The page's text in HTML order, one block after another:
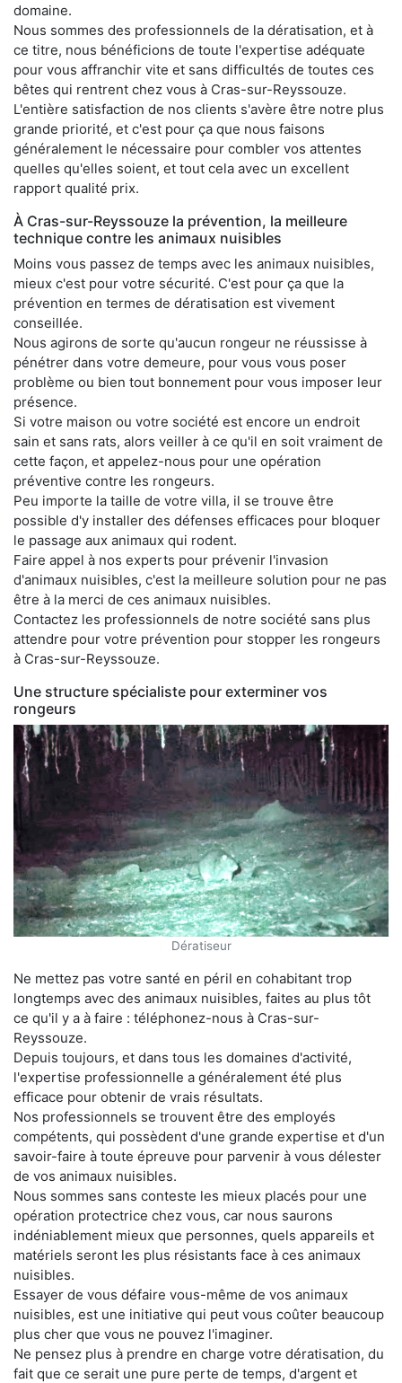
domaine.
Nous sommes des professionnels de la dératisation, et à
ce titre, nous bénéficions de toute l'expertise adéquate
pour vous affranchir vite et sans difficultés de toutes ces
bêtes qui rentrent chez vous à Cras-sur-Reyssouze.
L'entière satisfaction de nos clients s'avère être notre plus
grande priorité, et c'est pour ça que nous faisons
généralement le nécessaire pour combler vos attentes
quelles qu'elles soient, et tout cela avec un excellent
rapport qualité prix.
À Cras-sur-Reyssouze la prévention, la meilleure
technique contre les animaux nuisibles
Moins vous passez de temps avec les animaux nuisibles,
mieux c'est pour votre sécurité. C'est pour ça que la
prévention en termes de dératisation est vivement
conseillée.
Nous agirons de sorte qu'aucun rongeur ne réussisse à
pénétrer dans votre demeure, pour vous vous poser
problème ou bien tout bonnement pour vous imposer leur
présence.
Si votre maison ou votre société est encore un endroit
sain et sans rats, alors veiller à ce qu'il en soit vraiment de
cette façon, et appelez-nous pour une opération
préventive contre les rongeurs.
Peu importe la taille de votre villa, il se trouve être
possible d'y installer des défenses efficaces pour bloquer
le passage aux animaux qui rodent.
Faire appel à nos experts pour prévenir l'invasion
d'animaux nuisibles, c'est la meilleure solution pour ne pas
être à la merci de ces animaux nuisibles.
Contactez les professionnels de notre société sans plus
attendre pour votre prévention pour stopper les rongeurs
à Cras-sur-Reyssouze.
Une structure spécialiste pour exterminer vos
rongeurs
Dératiseur
Ne mettez pas votre santé en péril en cohabitant trop
longtemps avec des animaux nuisibles, faites au plus tôt
ce qu'il y a à faire : téléphonez-nous à Cras-sur-
Reyssouze.
Depuis toujours, et dans tous les domaines d'activité,
l'expertise professionnelle a généralement été plus
efficace pour obtenir de vrais résultats.
Nos professionnels se trouvent être des employés
compétents, qui possèdent d'une grande expertise et d'un
savoir-faire à toute épreuve pour parvenir à vous délester
de vos animaux nuisibles.
Nous sommes sans conteste les mieux placés pour une
opération protectrice chez vous, car nous saurons
indéniablement mieux que personnes, quels appareils et
matériels seront les plus résistants face à ces animaux
nuisibles.
Essayer de vous défaire vous-même de vos animaux
nuisibles, est une initiative qui peut vous coûter beaucoup
plus cher que vous ne pouvez l'imaginer.
Ne pensez plus à prendre en charge votre dératisation, du
fait que ce serait une pure perte de temps, d'argent et